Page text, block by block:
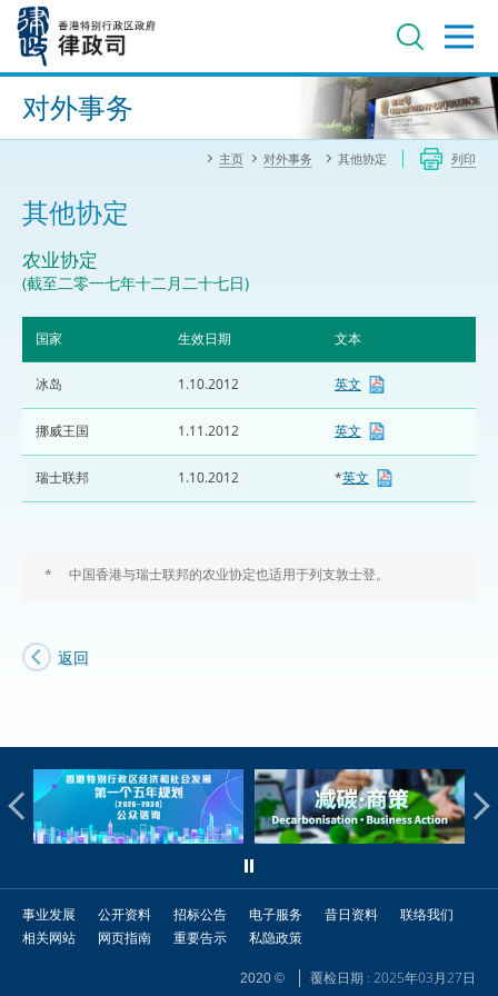
内
进阶搜寻
对外事务
主页 对外事务 其他协定 列印
其他协定
农业协定
(截至二零一七年十二月二十七日)
国家 生效日期 文本
冰岛 1.10.2012 英文
挪威王国 1.11.2012 英文
瑞士联邦 1.10.2012 *英文
* 中国香港与瑞士联邦的农业协定也适用于列支敦士登。
返回
事业发展 公开资料 招标公告 电子服务 昔日资料
联络我们
相关网站
网页指南 重要告示 私隐政策
2020 © 覆检日期 : 2025年03月27日